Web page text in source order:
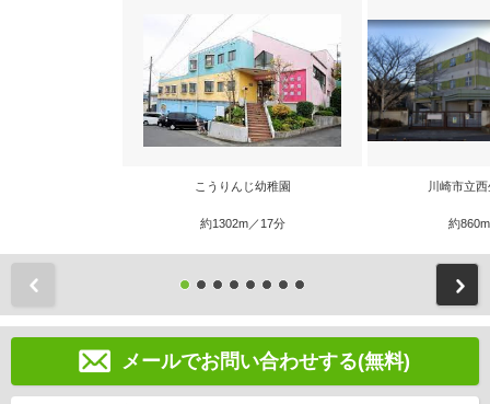
こうりんじ幼稚園
約1302m／17分
川崎市立
約
メールでお問い合わせする(無料)